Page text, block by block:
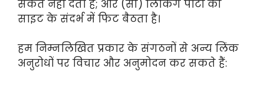
संकेत नहीं देता है; और (सी) लिंकिंग पार्टी की
साइट के संदर्भ में फिट बैठता है।
हम निम्नलिखित प्रकार के संगठनों से अन्य लिंक
अनुरोधों पर विचार और अनुमोदन कर सकते हैं: